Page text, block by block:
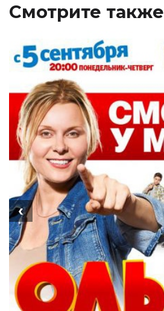
Смотрите также
‹